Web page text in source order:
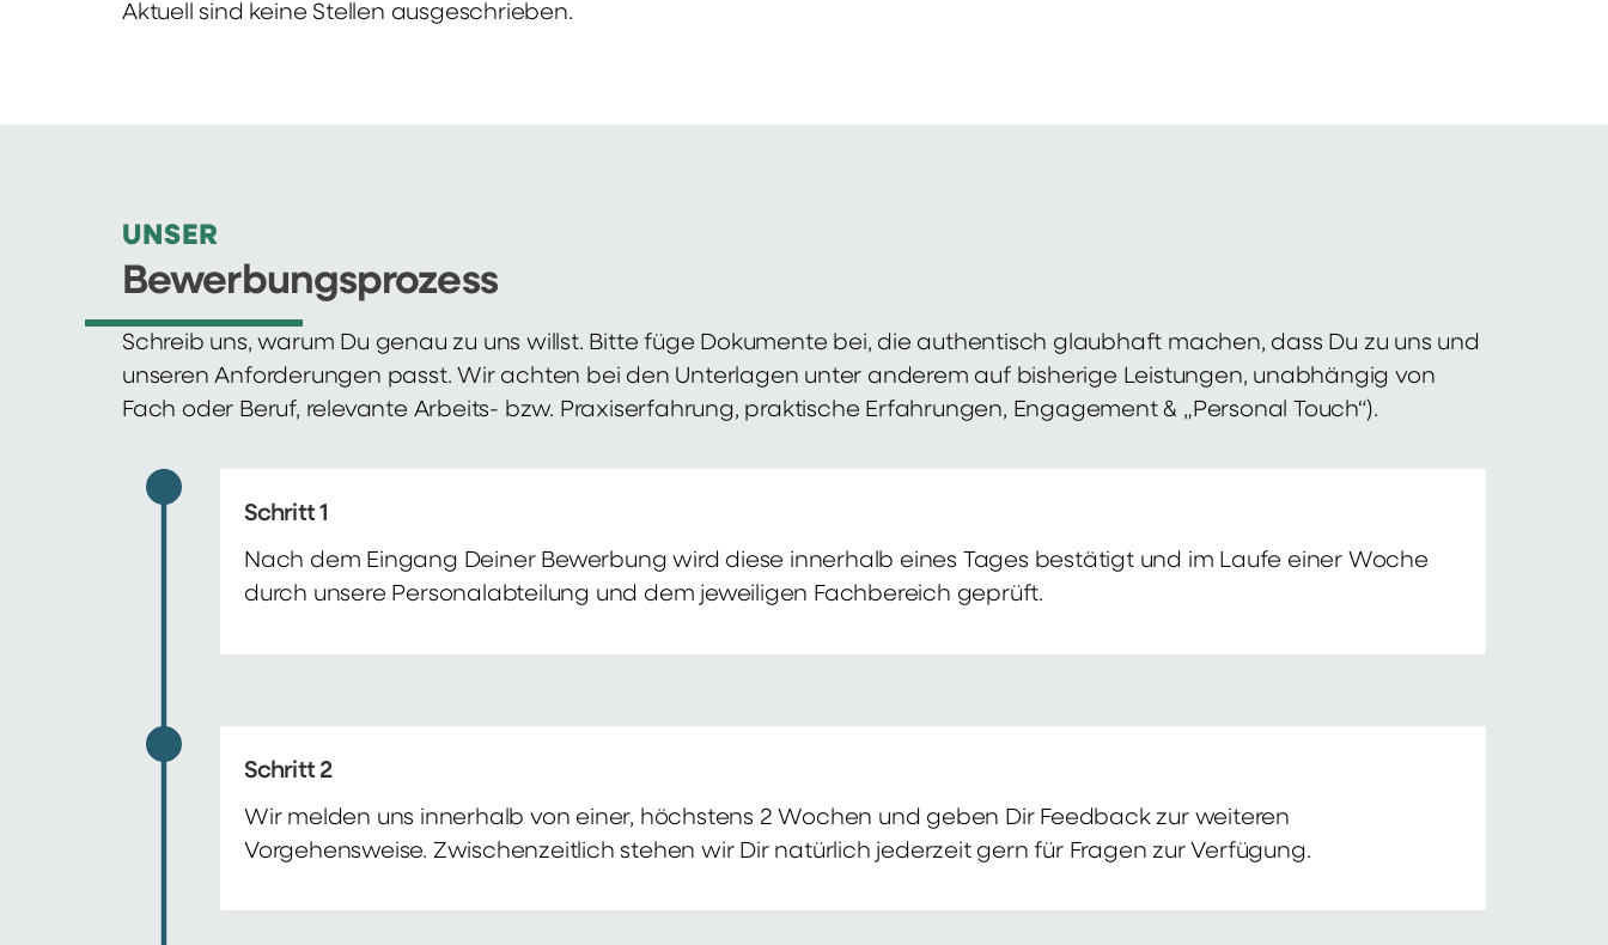
Aktuell sind keine Stellen ausgeschrieben.
UNSER
Bewerbungsprozess
Schreib uns, warum Du genau zu uns willst. Bitte füge Dokumente bei, die authentisch glaubhaft machen, dass Du zu uns und
unseren Anforderungen passt. Wir achten bei den Unterlagen unter anderem auf bisherige Leistungen, unabhängig von
Fach oder Beruf, relevante Arbeits- bzw. Praxiserfahrung, praktische Erfahrungen, Engagement & „Personal Touch“).
Schritt 1
Nach dem Eingang Deiner Bewerbung wird diese innerhalb eines Tages bestätigt und im Laufe einer Woche
durch unsere Personalabteilung und dem jeweiligen Fachbereich geprüft.
Schritt 2
Wir melden uns innerhalb von einer, höchstens 2 Wochen und geben Dir Feedback zur weiteren
Vorgehensweise. Zwischenzeitlich stehen wir Dir natürlich jederzeit gern für Fragen zur Verfügung.